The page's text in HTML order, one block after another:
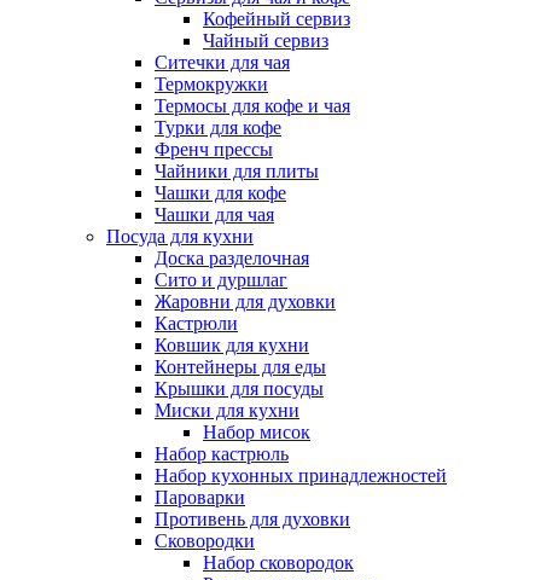
Кофейный сервиз
Чайный сервиз
Ситечки для чая
Термокружки
Термосы для кофе и чая
Турки для кофе
Френч прессы
Чайники для плиты
Чашки для кофе
Чашки для чая
Посуда для кухни
Доска разделочная
Сито и дуршлаг
Жаровни для духовки
Кастрюли
Ковшик для кухни
Контейнеры для еды
Крышки для посуды
Миски для кухни
Набор мисок
Набор кастрюль
Набор кухонных принадлежностей
Пароварки
Противень для духовки
Сковородки
Набор сковородок